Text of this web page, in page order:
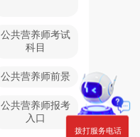
公共营养师考试
科目
公共营养师前景
公共营养师报考
入口
拨打服务电话